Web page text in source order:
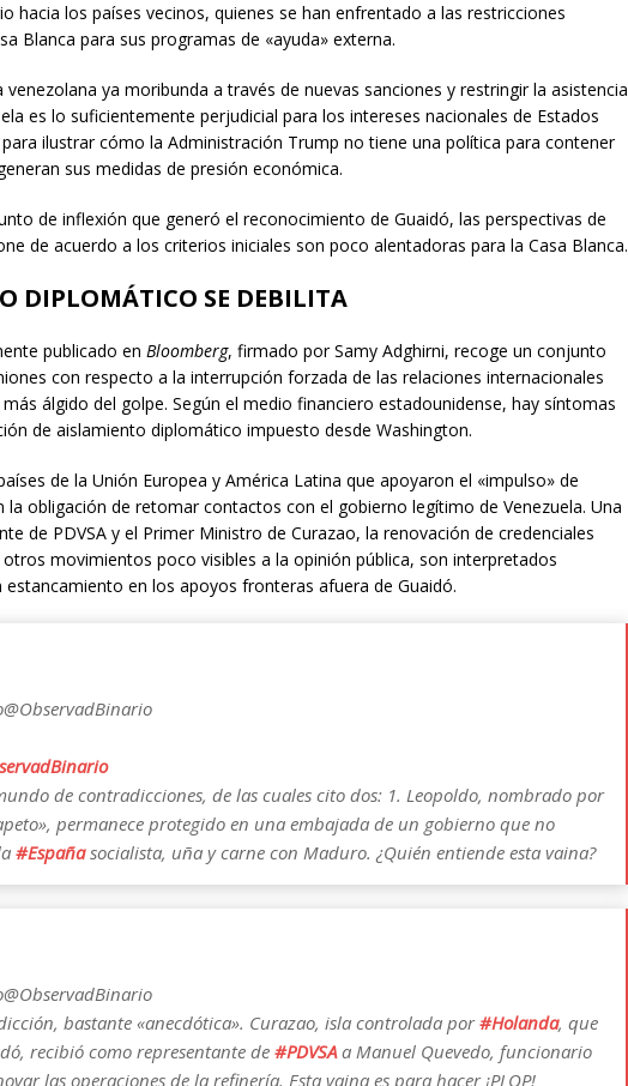
hacia los países vecinos, quienes se han enfrentado a las restricciones
Blanca para sus programas de «ayuda» externa.
venezolana ya moribunda a través de nuevas sanciones y restringir la asistencia
es lo suficientemente perjudicial para los intereses nacionales de Estados
ilustrar cómo la Administración Trump no tiene una política para contener
sus medidas de presión económica.
de inflexión que generó el reconocimiento de Guaidó, las perspectivas de
de acuerdo a los criterios iniciales son poco alentadoras para la Casa Blanca.
DIPLOMÁTICO SE DEBILITA
publicado en Bloomberg, firmado por Samy Adghirni, recoge un conjunto
con respecto a la interrupción forzada de las relaciones internacionales
álgido del golpe. Según el medio financiero estadounidense, hay síntomas
de aislamiento diplomático impuesto desde Washington.
de la Unión Europea y América Latina que apoyaron el «impulso» de
la obligación de retomar contactos con el gobierno legítimo de Venezuela. Una
de PDVSA y el Primer Ministro de Curazao, la renovación de credenciales
movimientos poco visibles a la opinión pública, son interpretados
en los apoyos fronteras afuera de Guaidó.
@ObservadBinario
de contradicciones, de las cuales cito dos: 1. Leopoldo, nombrado por
permanece protegido en una embajada de un gobierno que no
#Españasocialista, uña y carne con Maduro. ¿Quién entiende esta vaina?
@ObservadBinario
bastante «anecdótica». Curazao, isla controlada por#Holanda, que
recibió como representante de#PDVSAa Manuel Quevedo, funcionario
las operaciones de la refinería. Esta vaina es para hacer ¡PLOP!